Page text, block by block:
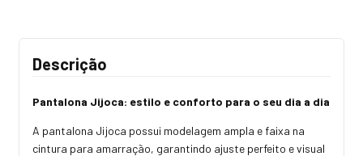
Descrição
Pantalona Jijoca: estilo e conforto para o seu dia a dia
A pantalona Jijoca possui modelagem ampla e faixa na
cintura para amarração, garantindo ajuste perfeito e visual